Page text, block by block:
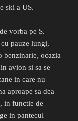
ski a US.
vorba pe S.
pauze lungi,
benzinarie, ocazia
avion si sa se
in care nu
aproape sa dea
in functie de
in pantecul